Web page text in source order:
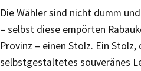
Die Wähler sind nicht dumm
– selbst diese empörten
Provinz – einen Stolz. Ein
selbstgestaltetes souveränes